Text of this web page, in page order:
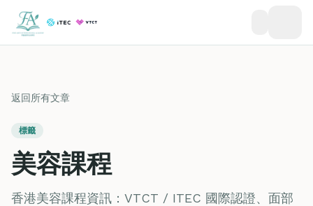
返回所有文章
標籤
美容課程
香港美容課程資訊：VTCT / ITEC 國際認證、面部